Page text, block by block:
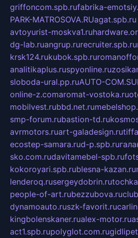
griffoncom.spb.rufabrika-
PARK-MATROSOVA.RUagat.spb.ru
avtoyurist-moskva1.ru
dg-lab.ruangrup.rurecruiter.spb.ru
krsk124.rukubok.spb.ru
analitikaplus.ruspyonline.ru
sloboda-ural.pp.ruAUTO-COM.SU
online-z.comaromat-vostoka.ru
mobilvest.rubbd.net.ru
smp-forum.rubastion-td.ru
avrmotors.ruart-galadesign.ru
ecostep-samara.rud-p.spb.ru
sko.com.rudavitamebel-spb.ru
kokoroyari.spb.rublesna-kazan.ru
lenderoq.rusergeydobrin.ru
people-of-art.rubezzubova.ru
dynamoauto.ruszk-favorit.ru
kingbolenskaner.rualex-motor.ru
act1.spb.rupolyglot.com.ru